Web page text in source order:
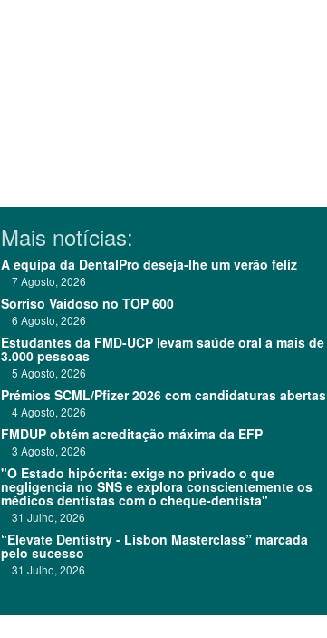
Mais notícias:
A equipa da DentalPro deseja-lhe um verão feliz
7 Agosto, 2026
Sorriso Vaidoso no TOP 600
6 Agosto, 2026
Estudantes da FMD-UCP levam saúde oral a mais de
3.000 pessoas
5 Agosto, 2026
Prémios SCML/Pfizer 2026 com candidaturas abertas
4 Agosto, 2026
FMDUP obtém acreditação máxima da EFP
3 Agosto, 2026
"O Estado hipócrita: exige no privado o que
negligencia no SNS e explora conscientemente os
médicos dentistas com o cheque-dentista"
31 Julho, 2026
“Elevate Dentistry - Lisbon Masterclass” marcada
pelo sucesso
31 Julho, 2026